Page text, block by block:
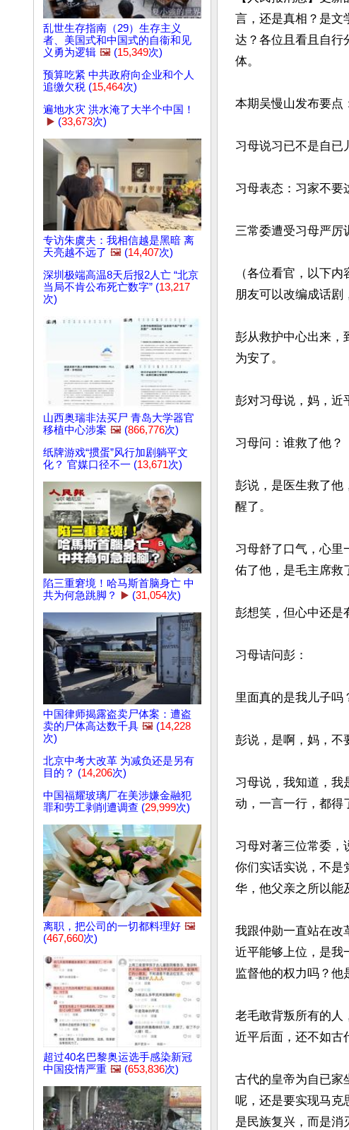
乱世生存指南（29）生存主义
者、美国式和中国式的自衞和见
义勇为逻辑 🖼️ (15,349次)
预算吃紧 中共政府向企业和个人
追缴欠税 (15,464次)
遍地水灾 洪水淹了大半个中国！
▶️ (33,673次)
专访朱虞夫：我相信越是黑暗 离
天亮越不远了 🖼️ (14,407次)
深圳极端高温8天后报2人亡 “北京
当局不肯公布死亡数字” (13,217
次)
山西奥瑞非法买尸 青岛大学器官
移植中心涉案 🖼️ (866,776次)
纸牌游戏“掼蛋”风行加剧躺平文
化？ 官媒口径不一 (13,671次)
陷三重窘境！哈马斯首脑身亡 中
共为何急跳脚？
▶️ (31,054次)
中国律师揭露盗卖尸体案：遭盗
卖的尸体高达数千具 🖼️ (14,228
次)
北京中考大改革 为减负还是另有
目的？ (14,206次)
中国福耀玻璃厂在美涉嫌金融犯
罪和劳工剥削遭调查 (29,999次)
离职，把公司的一切都料理好 🖼️
(467,660次)
超过40名巴黎奥运选手感染新冠
中国疫情严重 🖼️ (653,836次)
言，还是真相？是文
达？各位且看且自行
体。
本期吴慢山发布要点
习母说习已不是自已
习母表态：习家不要
三常委遭受习母严厉
（各位看官，以下
朋友可以改编成话剧
彭从救护中心出来，
为安了。
彭对习母说，妈，近
习母问：谁救了他？
彭说，是医生救了他
醒了。
习母舒了口气，心里
佑了他，是毛主席救
彭想笑，但心中还是
习母诘问彭：
里面真的是我儿子吗
彭说，是啊，妈，不
习母说，我知道，我
动，一言一行，都得
习母对著三位常委，
你们实话实说，不是
华，他父亲之所以能
我跟仲勋一直站在改
近平能够上位，是我
监督他的权力吗？他
老毛敢背叛所有的人
近平后面，还不如古
古代的皇帝为自已家
呢，还是要实现马克
是民族复兴，而是消